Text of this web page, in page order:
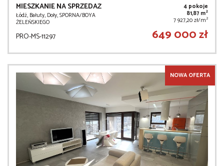
MIESZKANIE NA SPRZEDAŻ
Łódź, Bałuty, Doły, SPORNA/BOYA
ŻELEŃSKIEGO
4 pokoje
81,87 m2
7 927,20 zł/m2
PRO-MS-11297 649 000 zł
NOWA OFERTA